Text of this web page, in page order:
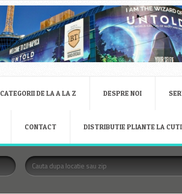
CATEGORII DE LA A LA Z DESPRE NOI
CONTACT DISTRIBUTIE PLIANTE LA